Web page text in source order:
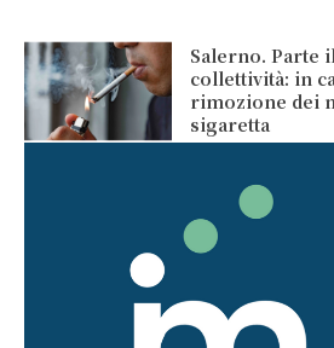
Salerno. Parte
collettività: in
rimozione dei
sigaretta